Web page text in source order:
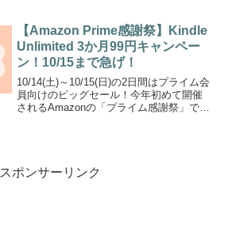
サイズ感がピッタリ！...
【Amazon Prime感謝祭】Kindle
Unlimited 3か月99円キャンペー
ン！10/15まで急げ！
10/14(土)～10/15(日)の2日間はプライム会
員向けのビッグセール！今年初めて開催
されるAmazonの「プライム感謝祭」です
スポンサーリンク